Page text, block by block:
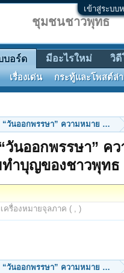
เข้าสู่ระบบ
“วันออกพรรษา” ความหมาย และ
วันออกพรรษา” ค
ทำบุญของชาวพุทธ
ครื่องหมายจุลภาค ( , )
“วันออกพรรษา” ความหมาย และ
ชุมชนชาวพุทธ
บอร์ด
เรื่องเด่น กระทู้และโพสต์ล่
มีอะไรใหม่ วิดี